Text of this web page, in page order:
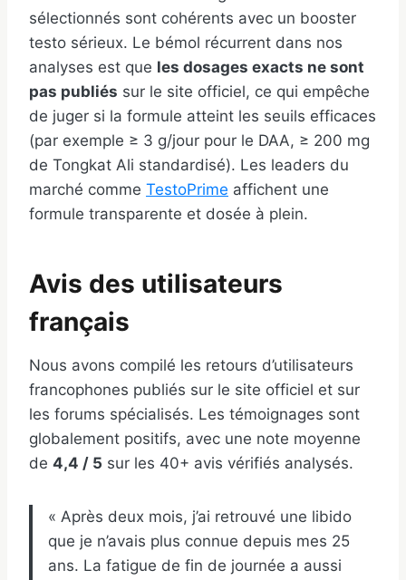
sélectionnés sont cohérents avec un booster
testo sérieux. Le bémol récurrent dans nos
analyses est que les dosages exacts ne sont
pas publiés sur le site officiel, ce qui empêche
de juger si la formule atteint les seuils efficaces
(par exemple ≥ 3 g/jour pour le DAA, ≥ 200 mg
de Tongkat Ali standardisé). Les leaders du
marché comme TestoPrime affichent une
formule transparente et dosée à plein.
Avis des utilisateurs
français
Nous avons compilé les retours d’utilisateurs
francophones publiés sur le site officiel et sur
les forums spécialisés. Les témoignages sont
globalement positifs, avec une note moyenne
de 4,4 / 5 sur les 40+ avis vérifiés analysés.
« Après deux mois, j’ai retrouvé une libido
que je n’avais plus connue depuis mes 25
ans. La fatigue de fin de journée a aussi